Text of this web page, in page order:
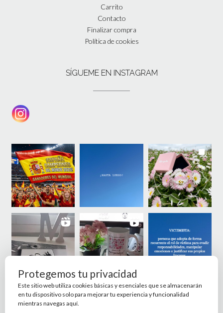
Carrito
Contacto
Finalizar compra
Política de cookies
SÍGUEME EN INSTAGRAM
Protegemos tu privacidad
Este sitio web utiliza cookies básicas y esenciales que se almacenarán
en tu dispositivo solo para mejorar tu experiencia y funcionalidad
mientras navegas aquí.